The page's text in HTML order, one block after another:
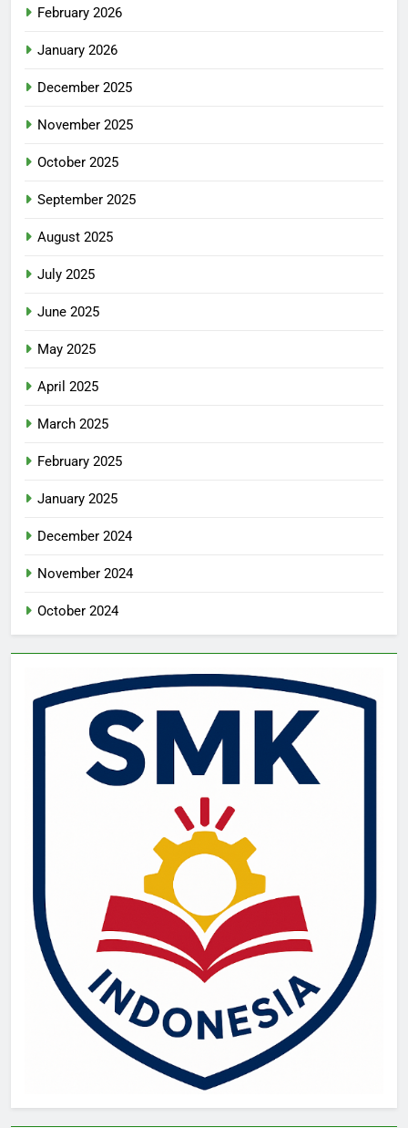
February 2026
January 2026
December 2025
November 2025
October 2025
September 2025
August 2025
July 2025
June 2025
May 2025
April 2025
March 2025
February 2025
January 2025
December 2024
November 2024
October 2024